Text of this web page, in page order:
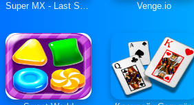
Super MX - Last Season Venge.io